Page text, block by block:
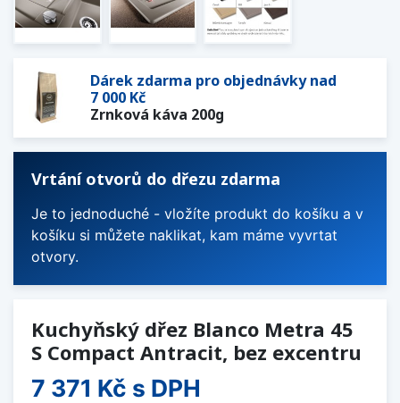
Dárek zdarma pro objednávky nad
7 000 Kč
Zrnková káva 200g
Vrtání otvorů do dřezu zdarma
Je to jednoduché - vložíte produkt do košíku a v
košíku si můžete naklikat, kam máme vyvrtat
otvory.
Kuchyňský dřez Blanco Metra 45
S Compact Antracit, bez excentru
7 371 Kč s DPH